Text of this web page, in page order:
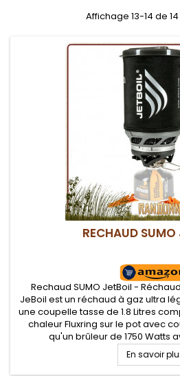
Affichage 13-14 de
RECHAUD
Rechaud SUMO JetBoil -
JeBoil est un réchaud à gaz ultra
une coupelle tasse de 1.8 Litres
chaleur Fluxring sur le pot avec
qu'un brûleur de 1750 Watts
performances, idéal pour
famille
En savoir